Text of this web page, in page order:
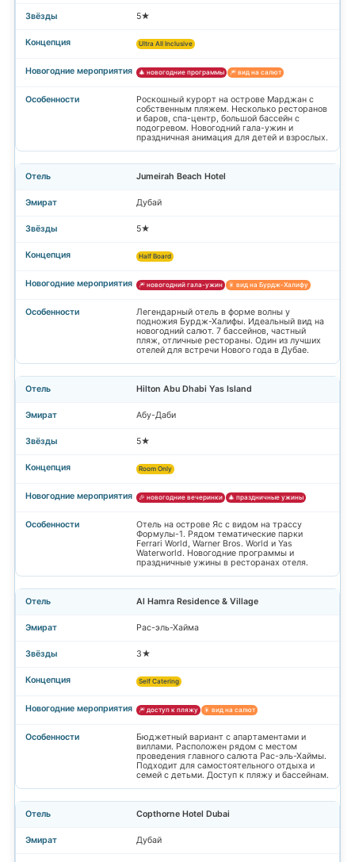
5★
Ultra All Inclusive
🎄 новогодние программы 🎆 вид на салют
Роскошный курорт на острове Марджан с
собственным пляжем. Несколько ресторанов
и баров, спа-центр, большой бассейн с
подогревом. Новогодний гала-ужин и
праздничная анимация для детей и взрослых.
Jumeirah Beach Hotel
Дубай
5★
Half Board
🎆 новогодний гала-ужин 🎇 вид на Бурдж-Халифу
Легендарный отель в форме волны у
подножия Бурдж-Халифы. Идеальный вид на
новогодний салют. 7 бассейнов, частный
пляж, отличные рестораны. Один из лучших
отелей для встречи Нового года в Дубае.
Hilton Abu Dhabi Yas Island
Абу-Даби
5★
Room Only
🎉 новогодние вечеринки 🎄 праздничные ужины
Отель на острове Яс с видом на трассу
Формулы-1. Рядом тематические парки
Ferrari World, Warner Bros. World и Yas
Waterworld. Новогодние программы и
праздничные ужины в ресторанах отеля.
Al Hamra Residence & Village
Рас-эль-Хайма
3★
Self Catering
🎆 доступ к пляжу 🎇 вид на салют
Бюджетный вариант с апартаментами и
виллами. Расположен рядом с местом
проведения главного салюта Рас-эль-Хаймы.
Подходит для самостоятельного отдыха и
семей с детьми. Доступ к пляжу и бассейнам.
Copthorne Hotel Dubai
Дубай